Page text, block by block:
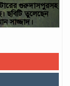
গুরুদাসপুরসহ
ছবিটি তুলেছেন
সাজ্জাদ।